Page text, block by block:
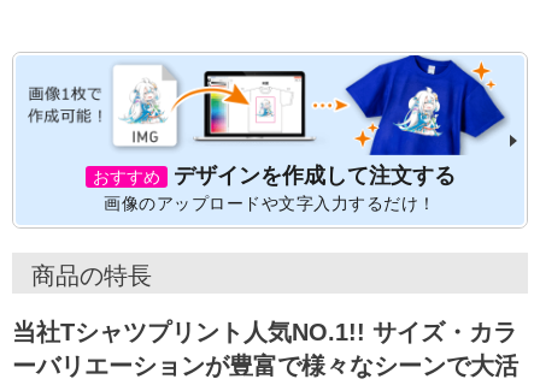
おすすめ デザインを作成して注文する
画像のアップロードや文字入力するだけ！
商品の特長
当社Tシャツプリント人気NO.1!! サイズ・カラ
ーバリエーションが豊富で様々なシーンで大活